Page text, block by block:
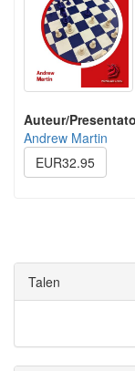
Auteur/
Andrew Martin
EUR32.95
Talen